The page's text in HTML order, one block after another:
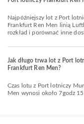
Najpóźniejszy lot z Port lotniczy Murtala Muhammed do Port lotniczy
Frankfurt Ren Men linią
rozkład i porównać inne
Jak długo trwa lot z Port
Frankfurt Ren Men?
Czas lotu z Port lotniczy Murtala Muhammed do Port lotniczy Frankfurt Ren
Men wynosi około 7godz